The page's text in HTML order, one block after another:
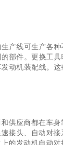
产线可生产各
部件。更换工
动机装配线。
供应商都在车
接头、自动对
的发动机自动